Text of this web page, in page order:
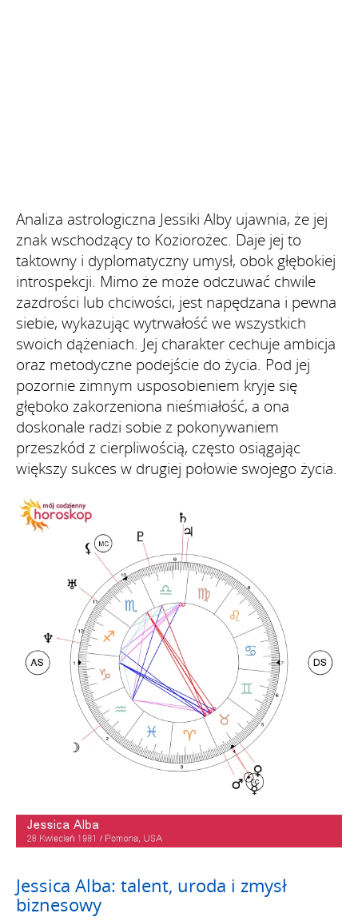
Analiza astrologiczna Jessiki Alby ujawnia, że jej
znak wschodzący to Koziorożec. Daje jej to
taktowny i dyplomatyczny umysł, obok głębokiej
introspekcji. Mimo że może odczuwać chwile
zazdrości lub chciwości, jest napędzana i pewna
siebie, wykazując wytrwałość we wszystkich
swoich dążeniach. Jej charakter cechuje ambicja
oraz metodyczne podejście do życia. Pod jej
pozornie zimnym usposobieniem kryje się
głęboko zakorzeniona nieśmiałość, a ona
doskonale radzi sobie z pokonywaniem
przeszkód z cierpliwością, często osiągając
większy sukces w drugiej połowie swojego życia.
Jessica Alba: talent, uroda i zmysł
biznesowy